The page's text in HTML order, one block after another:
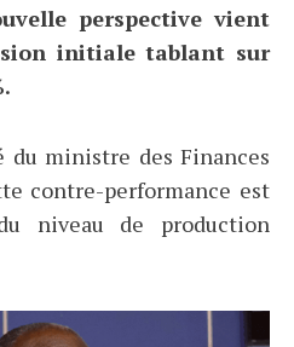
perspective vient
initiale tablant sur
du ministre des Finances
contre-performance est
niveau de production